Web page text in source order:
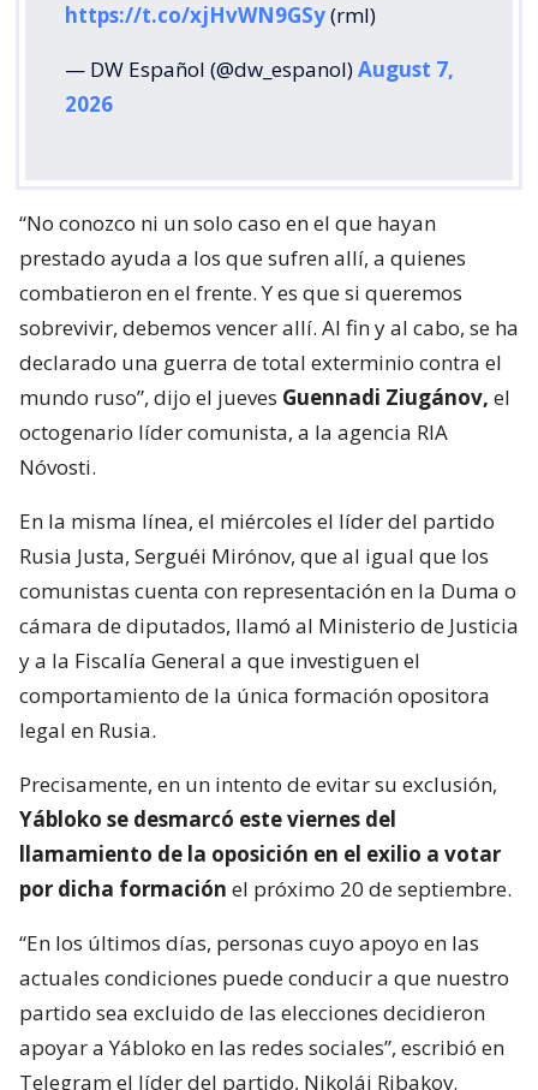
https://t.co/xjHvWN9GSy(rml)
— DW Español (@dw_espanol)August 7,
2026
“No conozco ni un solo caso en el que hayan
prestado ayuda a los que sufren allí, a quienes
combatieron en el frente. Y es que si queremos
sobrevivir, debemos vencer allí. Al fin y al cabo, se ha
declarado una guerra de total exterminio contra el
mundo ruso”, dijo el jueves Guennadi Ziugánov, el
octogenario líder comunista, a la agencia RIA
Nóvosti.
En la misma línea, el miércoles el líder del partido
Rusia Justa, Serguéi Mirónov, que al igual que los
comunistas cuenta con representación en la Duma o
cámara de diputados, llamó al Ministerio de Justicia
y a la Fiscalía General a que investiguen el
comportamiento de la única formación opositora
legal en Rusia.
Precisamente, en un intento de evitar su exclusión,
Yábloko se desmarcó este viernes del
llamamiento de la oposición en el exilio a votar
por dicha formación el próximo 20 de septiembre.
“En los últimos días, personas cuyo apoyo en las
actuales condiciones puede conducir a que nuestro
partido sea excluido de las elecciones decidieron
apoyar a Yábloko en las redes sociales”, escribió en
Telegram el líder del partido, Nikolái Ribakov.